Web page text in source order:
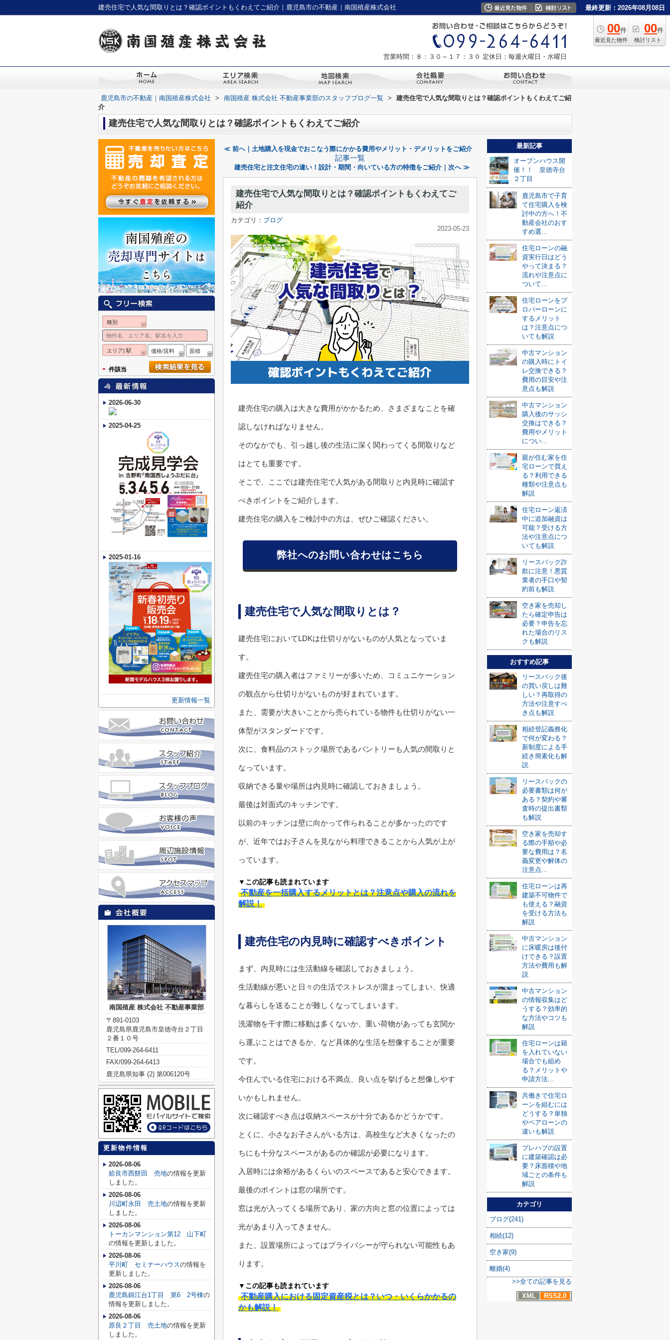
建売住宅で人気な間取りとは？確認ポイントもくわえてご紹介｜鹿児島市の不動産｜南国殖産株式会社 最終更新：2026年08月08日
00件
最近見た物件
00件
検討リスト
営業時間：８：３０～１７：３０ 定休日：毎週火曜日・水曜日
鹿児島市の不動産｜南国殖産株式会社 > 南国殖産 株式会社 不動産事業部のスタッフブログ一覧 >
建売住宅で人気な間取りとは？確認ポイントもくわえてご紹
介
建売住宅で人気な間取りとは？確認ポイントもくわえてご紹介
≪ 前へ｜土地購入を現金でおこなう際にかかる費用やメリット・デメリットをご紹介
記事一覧
建売住宅と注文住宅の違い！設計・期間・向いている方の特徴をご紹介｜次へ ≫
建売住宅で人気な間取りとは？確認ポイントもくわえてご
紹介
カテゴリ： ブログ
2023-05-23
建売住宅の購入は大きな費用がかかるため、さまざまなことを確
認しなければなりません。
そのなかでも、引っ越し後の生活に深く関わってくる間取りなど
はとても重要です。
そこで、ここでは建売住宅で人気がある間取りと内見時に確認す
べきポイントをご紹介します。
建売住宅の購入をご検討中の方は、ぜひご確認ください。
弊社へのお問い合わせはこちら
建売住宅で人気な間取りとは？
建売住宅においてLDKは仕切りがないものが人気となっていま
す。
建売住宅の購入者はファミリーが多いため、コミュニケーション
の観点から仕切りがないものが好まれています。
また、需要が大きいことから売られている物件も仕切りがない一
体型がスタンダードです。
次に、食料品のストック場所であるパントリーも人気の間取りと
なっています。
収納できる量や場所は内見時に確認しておきましょう。
最後は対面式のキッチンです。
以前のキッチンは壁に向かって作られることが多かったのです
が、近年ではお子さんを見ながら料理できることから人気が上が
っています。
▼この記事も読まれています
不動産を一括購入するメリットとは？注意点や購入の流れを
解説！
建売住宅の内見時に確認すべきポイント
まず、内見時には生活動線を確認しておきましょう。
生活動線が悪いと日々の生活でストレスが溜まってしまい、快適
な暮らしを送ることが難しくなってしまいます。
洗濯物を干す際に移動は多くないか、重い荷物があっても玄関か
ら運ぶことはできるか、など具体的な生活を想像することが重要
です。
今住んでいる住宅における不満点、良い点を挙げると想像しやす
いかもしれません。
次に確認すべき点は収納スペースが十分であるかどうかです。
とくに、小さなお子さんがいる方は、高校生など大きくなったの
ちにも十分なスペースがあるのか確認が必要になります。
入居時には余裕があるくらいのスペースであると安心できます。
最後のポイントは窓の場所です。
窓は光が入ってくる場所であり、家の方向と窓の位置によっては
光があまり入ってきません。
また、設置場所によってはプライバシーが守られない可能性もあ
ります。
▼この記事も読まれています
不動産購入における固定資産税とは？いつ・いくらかかるの
かも解説！
最新記事
オープンハウス開
催！！ 皇徳寺台
２丁目
鹿児島市で子育
て住宅購入を検
討中の方へ！不
動産会社のおす
すめ選...
住宅ローンの融
資実行日はどう
やって決まる？
流れや注意点に
ついて...
住宅ローンをプ
ロパーローンに
するメリット
は？注意点につ
いても解説
中古マンション
の購入時にトイ
レ交換できる？
費用の目安や注
意点も解説
中古マンション
購入後のサッシ
交換はできる？
費用やメリット
につい...
親が住む家を住
宅ローンで買え
る？利用できる
種類や注意点も
解説
住宅ローン返済
中に追加融資は
可能？受ける方
法や注意点につ
いても解説
リースバック詐
欺に注意！悪質
業者の手口や契
約前も解説
空き家を売却し
たら確定申告は
必要？申告を忘
れた場合のリス
クも解説
おすすめ記事
リースバック後
の買い戻しは難
しい？再取得の
方法や注意すべ
き点も解説
相続登記義務化
で何が変わる？
新制度による手
続き簡素化も解
説
リースバックの
必要書類は何が
ある？契約や審
査時の提出書類
も解説
空き家を売却す
る際の手順や必
要な費用は？名
義変更や解体の
注意点...
住宅ローンは再
建築不可物件で
も使える？融資
を受ける方法も
解説
中古マンション
に床暖房は後付
けできる？設置
方法や費用も解
説
中古マンション
の情報収集はど
うする？効率的
な方法やコツも
解説
住宅ローンは籍
を入れていない
場合でも組め
る？メリットや
申請方法...
共働きで住宅ロ
ーンを組むには
どうする？単独
やペアローンの
違いも解説
プレハブの設置
に建築確認は必
要？床面積や地
域ごとの条件も
解説
カテゴリ
ブログ(241)
相続(12)
空き家(9)
離婚(4)
>>全ての記事を見る
XML
RSS2.0
種別
エリア| 駅 価格/賃料 面積
- 件該当
2026-06-30
2025-04-25
2025-01-16
更新情報一覧
南国殖産 株式会社 不動産事業部
〒891-0103
鹿児島県鹿児島市皇徳寺台２丁目
２番１０号
TEL/099-264-6411
FAX/099-264-6413
鹿児島県知事 (2) 第006120号
更新物件情報
2026-08-06
姶良市西餅田 売地の情報を更新
しました。
2026-08-06
川辺町永田 売土地の情報を更新
しました。
2026-08-06
トーカンマンション第12 山下町
の情報を更新しました。
2026-08-06
平川町 セミナーハウスの情報を
更新しました。
2026-08-06
鹿児島錦江台1丁目 第6 2号棟の
情報を更新しました。
2026-08-06
原良２丁目 売土地の情報を更新
しました。